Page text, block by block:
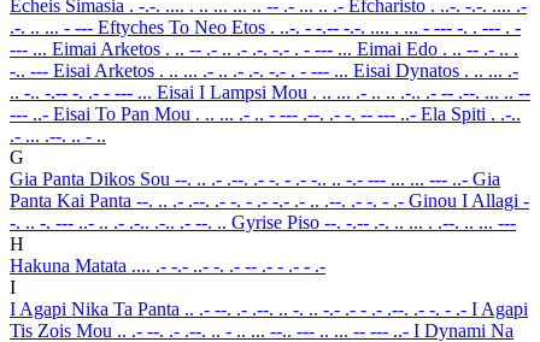
Echeis Simasia . -.-. .... . .. ... ... .. -- .- ... .. .- Efcharisto . ..-. -.-. .... .-
.-. .. ... - --- Eftyches To Neo Etos . ..-. - -.-- -.-. .... . ... - --- -. . --- . -
--- ... Eimai Arketos . .. -- .- .. .- .-. -.- . - --- ... Eimai Edo . .. -- .- .. .
-.. --- Eisai Arketos . .. ... .- .. .- .-. -.- . - --- ... Eisai Dynatos . .. ... .-
.. -.. -.-- -. .- - --- ... Eisai I Lampsi Mou . .. ... .- .. .. .-.. .- -- .--. ... .. --
--- ..- Eisai To Pan Mou . .. ... .- .. - --- .--. .- -. -- --- ..- Ela Spiti . .-..
.- ... .--. .. - ..
G
Gia Panta Dikos Sou --. .. .- .--. .- -. - .- -.. .. -.- --- ... ... --- ..- Gia
Panta Kai Panta --. .. .- .--. .- -. - .- -.- .- .. .--. .- -. - .- Ginou I Allagi -
-. .. -. --- ..- .. .- .-.. .-.. .- --. .. Gyrise Piso --. -.-- .-. .. ... . .--. .. ... ---
H
Hakuna Matata .... .- -.- ..- -. .- -- .- - .- - .-
I
I Agapi Nika Ta Panta .. .- --. .- .--. .. -. .. -.- .- - .- .--. .- -. - .- I Agapi
Tis Zois Mou .. .- --. .- .--. .. - .. ... --.. --- .. ... -- --- ..- I Dynami Na